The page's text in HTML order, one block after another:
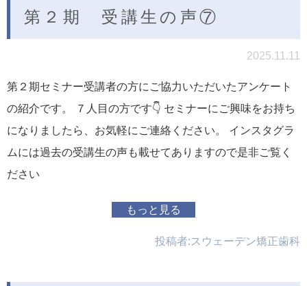
第２期 受講生の声⑦
2025.11.11
第２期セミナー受講者の方にご協力いただいたアンケート
の紹介です。 ７人目の方です👇 セミナーにご興味をお持ち
になりましたら、お気軽にご連絡ください。 インスタグラ
ムには過去の受講生の声も載せてありますので是非ご覧く
ださい
もっと見る
投稿者:スウェーデン矯正歯科